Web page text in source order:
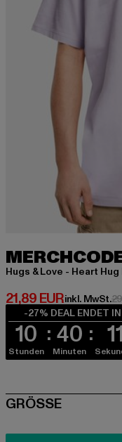
Hugs & Love - Heart
21,89 EUR
Derzeitiger Preis:
inkl. MwSt.
-27% DEAL ENDET IN
10
Stunden
40
Minuten
10
SIZE
GRÖSSE